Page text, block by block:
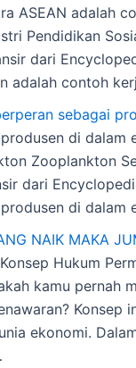
ASEAN adalah
Pendidikan
dari
adalah contoh
sebagai
di dalam
Zooplankton
dari
di
NAIK MAKA
Hukum
kamu pernah
Konsep
ekonomi.